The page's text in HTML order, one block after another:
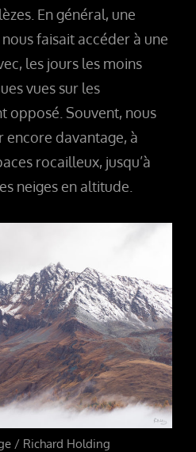
En général, une
faisait accéder à une
les jours les moins
vues sur les
opposé. Souvent, nous
encore davantage, à
rocailleux, jusqu’à
neiges en altitude.
/ Richard Holding